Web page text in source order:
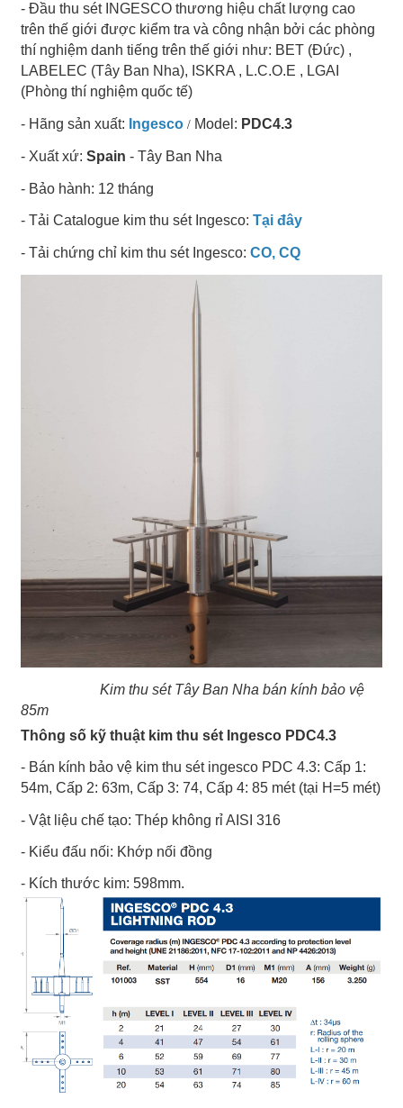
- Đầu thu sét INGESCO thương hiệu chất lượng cao
trên thế giới được kiểm tra và công nhận bởi các phòng
thí nghiệm danh tiếng trên thế giới như: BET (Đức) ,
LABELEC (Tây Ban Nha), ISKRA , L.C.O.E , LGAI
(Phòng thí nghiệm quốc tế)
- Hãng sản xuất: Ingesco / Model: PDC4.3
- Xuất xứ: Spain - Tây Ban Nha
- Bảo hành: 12 tháng
- Tải Catalogue kim thu sét Ingesco: Tại đây
- Tải chứng chỉ kim thu sét Ingesco: CO, CQ
Kim thu sét Tây Ban Nha bán kính bảo vệ
85m
Thông số kỹ thuật kim thu sét Ingesco PDC4.3
- Bán kính bảo vệ kim thu sét ingesco PDC 4.3: Cấp 1:
54m, Cấp 2: 63m, Cấp 3: 74, Cấp 4: 85 mét (tại H=5 mét)
- Vật liệu chế tạo: Thép không rỉ AISI 316
- Kiểu đấu nối: Khớp nối đồng
- Kích thước kim: 598mm.